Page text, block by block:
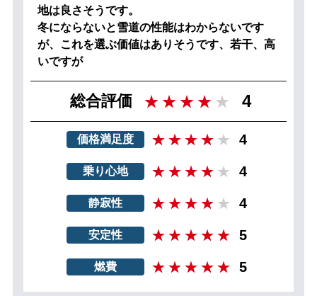
地は良さそうです。
冬にならないと雪道の性能はわからないです
が、これを選ぶ価値はありそうです、若干、高
いですが
総合評価 4
価格満足度 4
乗り心地 4
静寂性 4
安定性 5
燃費 5